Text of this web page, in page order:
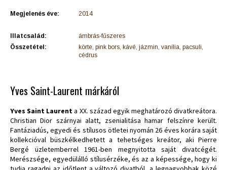
Megjelenés éve: 2014
Illatcsalád:
ámbrás-fűszeres
Összetétel:
körte, pink bors, kávé, jázmin, vanília, pacsuli,
cédrus
Yves Saint-Laurent márkáról
Yves Saint Laurenta XX. század egyik meghatározó divatkreátora.
Christian Dior szárnyai alatt, zsenialitása hamar felszínre került.
Fantáziadús, egyedi és stílusos ötletei nyomán 26 éves korára saját
kollekcióval büszkélkedhetett a tehetséges kreátor, aki Pierre
Bergé üzletemberrel 1961-ben megnyitotta saját divatcégét.
Merészsége, egyedülálló stílusérzéke, és az a képessége, hogy ki